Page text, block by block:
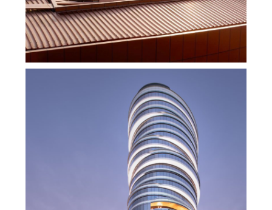
扎哈事务所新作，从”龙鳞”到”折纸屋顶”
未分类